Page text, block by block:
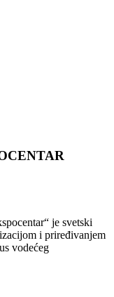
je svetski
i priređivanjem
vodećeg